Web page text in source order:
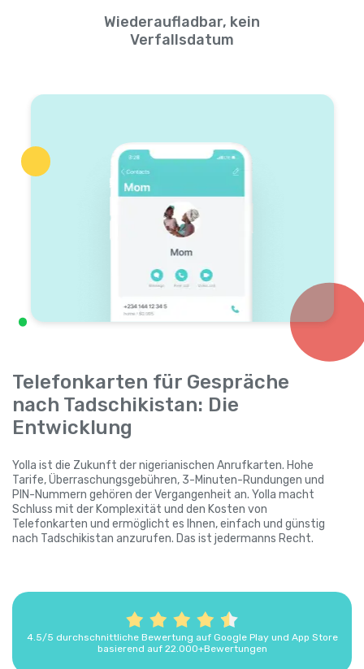
Wiederaufladbar, kein
Verfallsdatum
Telefonkarten für Gespräche
nach Tadschikistan: Die
Entwicklung
Yolla ist die Zukunft der nigerianischen Anrufkarten. Hohe
Tarife, Überraschungsgebühren, 3-Minuten-Rundungen und
PIN-Nummern gehören der Vergangenheit an. Yolla macht
Schluss mit der Komplexität und den Kosten von
Telefonkarten und ermöglicht es Ihnen, einfach und günstig
nach Tadschikistan anzurufen. Das ist jedermanns Recht.
4.5/5 durchschnittliche Bewertung auf Google Play und App Store
basierend auf 22.000+Bewertungen